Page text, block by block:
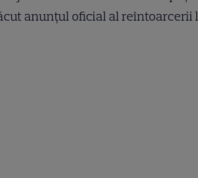
anunțul oficial al reîntoarcerii